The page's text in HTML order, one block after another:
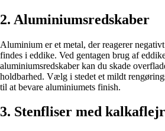
2. Aluminiumsredskaber
Aluminium er et metal, der reagerer
findes i eddike. Ved gentagen brug af
aluminiumsredskaber kan du skade
holdbarhed. Vælg i stedet et mildt
til at bevare aluminiumets finish.
3. Stenfliser med